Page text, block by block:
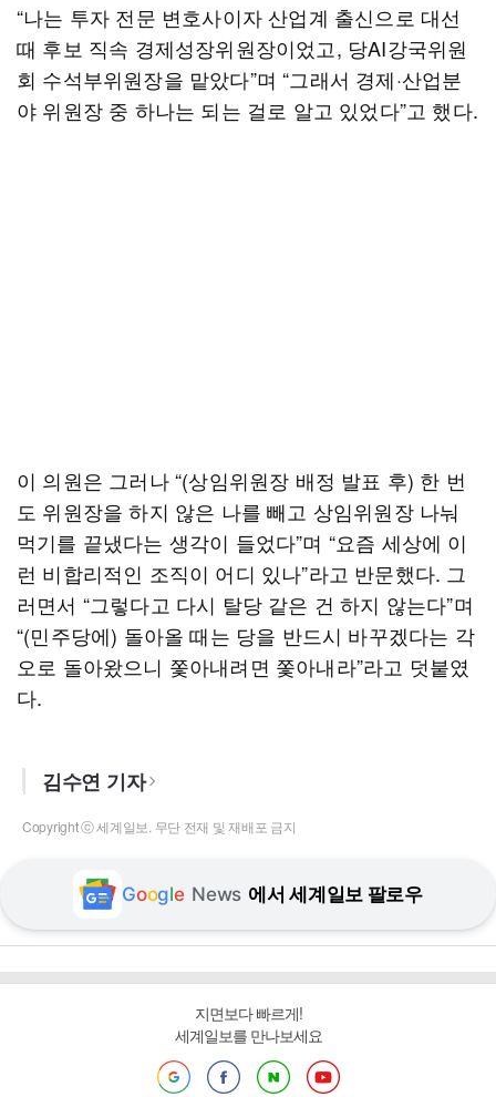
“나는 투자 전문 변호사이자 산업계 출신으로 대선
때 후보 직속 경제성장위원장이었고, 당AI강국위원
회 수석부위원장을 맡았다”며 “그래서 경제·산업분
야 위원장 중 하나는 되는 걸로 알고 있었다”고 했다.
이 의원은 그러나 “(상임위원장 배정 발표 후) 한 번
도 위원장을 하지 않은 나를 빼고 상임위원장 나눠
먹기를 끝냈다는 생각이 들었다”며 “요즘 세상에 이
런 비합리적인 조직이 어디 있나”라고 반문했다. 그
러면서 “그렇다고 다시 탈당 같은 건 하지 않는다”며
“(민주당에) 돌아올 때는 당을 반드시 바꾸겠다는 각
오로 돌아왔으니 쫓아내려면 쫓아내라”라고 덧붙였
다.
김수연 기자
Copyright ⓒ 세계일보. 무단 전재 및 재배포 금지
Google News 에서 세계일보 팔로우
지면보다 빠르게!
세계일보를 만나보세요